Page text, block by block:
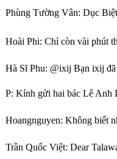
Phùng Tường Vân: Dục
Hoài Phi: Chỉ còn vài phút
Hà Sĩ Phu: @ixij Bạn ixij
P: Kính gửi hai bác Lê Anh
Hoangnguyen: Không biết
Trần Quốc Việt: Dear